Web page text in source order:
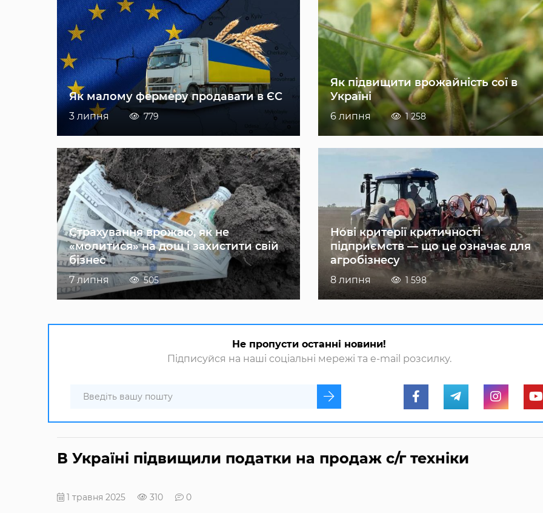
Як малому фермеру продавати в ЄС
3 липня 779
Як підвищити врожайність сої в
Україні
6 липня 1 258
Страхування врожаю, як не
«молитися» на дощ і захистити свій
бізнес
7 липня 505
Нові критерії критичності
підприємств — що це означає для
агробізнесу
8 липня 1 598
Не пропусти останні новини!
Підписуйся на наші соціальні мережі та e-mail розсилку.
В Україні підвищили податки на продаж с/г техніки
1 травня 2025 310 0